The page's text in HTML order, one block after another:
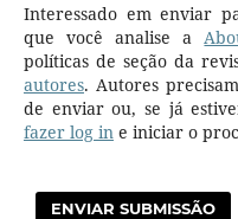
Interessado em enviar
que você analise a
políticas de seção da
autores. Autores precisam
de enviar ou, se já
fazer log ine iniciar o
ENVIAR SUBMISSÃO